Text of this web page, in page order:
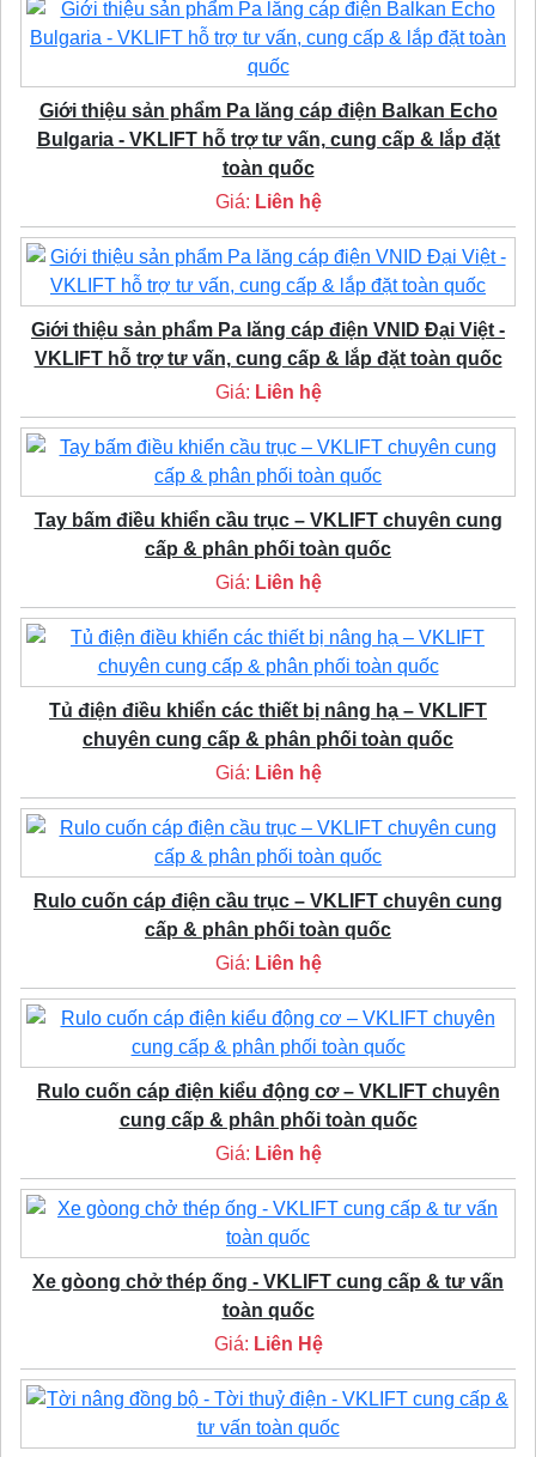
Giới thiệu sản phẩm Pa lăng cáp điện Balkan Echo
Bulgaria - VKLIFT hỗ trợ tư vấn, cung cấp & lắp đặt
toàn quốc
Giá: Liên hệ
Giới thiệu sản phẩm Pa lăng cáp điện VNID Đại Việt -
VKLIFT hỗ trợ tư vấn, cung cấp & lắp đặt toàn quốc
Giá: Liên hệ
Tay bấm điều khiển cầu trục – VKLIFT chuyên cung
cấp & phân phối toàn quốc
Giá: Liên hệ
Tủ điện điều khiển các thiết bị nâng hạ – VKLIFT
chuyên cung cấp & phân phối toàn quốc
Giá: Liên hệ
Rulo cuốn cáp điện cầu trục – VKLIFT chuyên cung
cấp & phân phối toàn quốc
Giá: Liên hệ
Rulo cuốn cáp điện kiểu động cơ – VKLIFT chuyên
cung cấp & phân phối toàn quốc
Giá: Liên hệ
Xe gòong chở thép ống - VKLIFT cung cấp & tư vấn
toàn quốc
Giá: Liên Hệ